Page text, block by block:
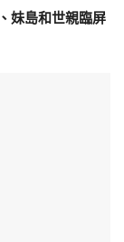
妹島和世親臨屏